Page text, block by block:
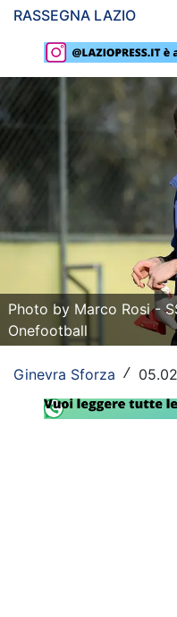
Lazio Women
Rassegna Lazio
Social
Serie A
Champions
Europa League
Altri Sport
Formula 1
Tennis
Vela
RASSEGNA LAZIO
Photo by Marco Rosi -
Onefootball
Ginevra Sforza /